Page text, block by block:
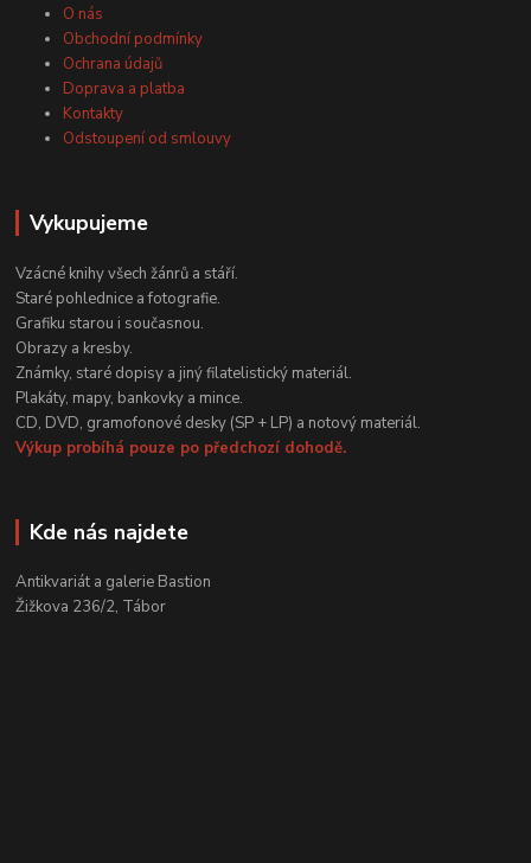
O nás
Obchodní podmínky
Ochrana údajů
Doprava a platba
Kontakty
Odstoupení od smlouvy
Vykupujeme
Vzácné knihy všech žánrů a stáří.
Staré pohlednice a fotografie.
Grafiku starou i současnou.
Obrazy a kresby.
Známky, staré dopisy a jiný filatelistický materiál.
Plakáty, mapy, bankovky a mince.
CD, DVD, gramofonové desky (SP + LP) a notový materiál.
Výkup probíhá pouze po předchozí dohodě.
Kde nás najdete
Antikvariát a galerie Bastion
Žižkova 236/2, Tábor